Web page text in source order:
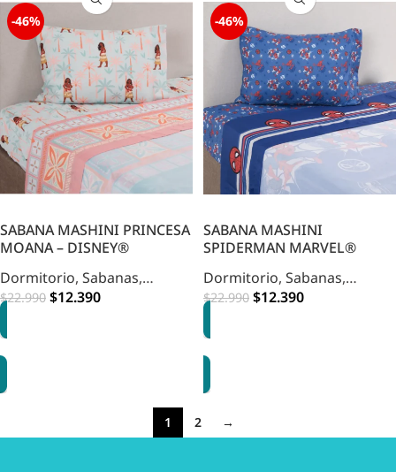
-46%
SABANA MASHINI PRINCESA
MOANA – DISNEY®
Dormitorio, Sabanas,
Infantil
$22.990 $12.390
-46%
SABANA MASHINI
SPIDERMAN MARVEL®
Dormitorio, Sabanas,
Infantil
$22.990 $12.390
1 2 →